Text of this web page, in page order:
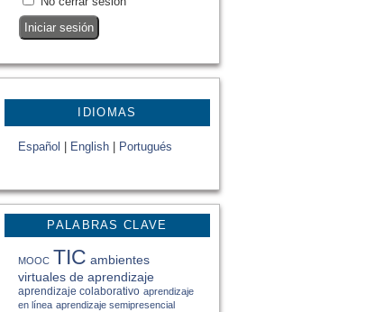
IDIOMAS
Español English Portugués
PALABRAS CLAVE
MOOC TIC ambientes
virtuales de aprendizaje
aprendizaje colaborativo aprendizaje
en línea aprendizaje semipresencial